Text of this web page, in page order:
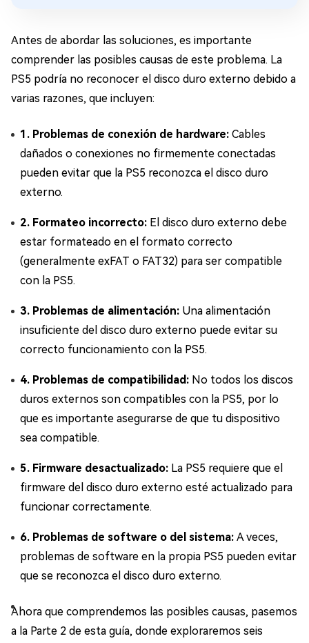
Antes de abordar las soluciones, es importante
comprender las posibles causas de este problema. La
PS5 podría no reconocer el disco duro externo debido a
varias razones, que incluyen:
1. Problemas de conexión de hardware: Cables
dañados o conexiones no firmemente conectadas
pueden evitar que la PS5 reconozca el disco duro
externo.
2. Formateo incorrecto: El disco duro externo debe
estar formateado en el formato correcto
(generalmente exFAT o FAT32) para ser compatible
con la PS5.
3. Problemas de alimentación: Una alimentación
insuficiente del disco duro externo puede evitar su
correcto funcionamiento con la PS5.
4. Problemas de compatibilidad: No todos los discos
duros externos son compatibles con la PS5, por lo
que es importante asegurarse de que tu dispositivo
sea compatible.
5. Firmware desactualizado: La PS5 requiere que el
firmware del disco duro externo esté actualizado para
funcionar correctamente.
6. Problemas de software o del sistema: A veces,
problemas de software en la propia PS5 pueden evitar
que se reconozca el disco duro externo.
Ahora que comprendemos las posibles causas, pasemos
a la Parte 2 de esta guía, donde exploraremos seis